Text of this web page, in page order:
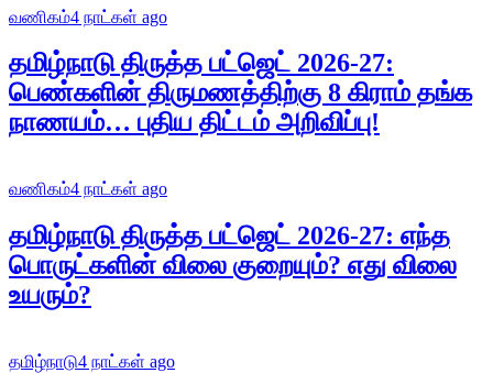
வணிகம்4 நாட்கள் ago
தமிழ்நாடு திருத்த பட்ஜெட் 2026-27:
பெண்களின் திருமணத்திற்கு 8 கிராம் தங்க
நாணயம்… புதிய திட்டம் அறிவிப்பு!
வணிகம்4 நாட்கள் ago
தமிழ்நாடு திருத்த பட்ஜெட் 2026-27: எந்த
பொருட்களின் விலை குறையும்? எது விலை
உயரும்?
தமிழ்நாடு4 நாட்கள் ago